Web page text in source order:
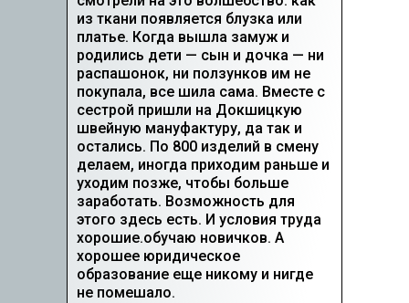
из ткани появляется блузка или
платье. Когда вышла замуж и
родились дети — сын и дочка — ни
распашонок, ни ползунков им не
покупала, все шила сама. Вместе с
сестрой пришли на Докшицкую
швейную мануфактуру, да так и
остались. По 800 изделий в смену
делаем, иногда приходим раньше и
уходим позже, чтобы больше
заработать. Возможность для
этого здесь есть. И условия труда
хорошие.обучаю новичков. А
хорошее юридическое
образование еще никому и нигде
не помешало.